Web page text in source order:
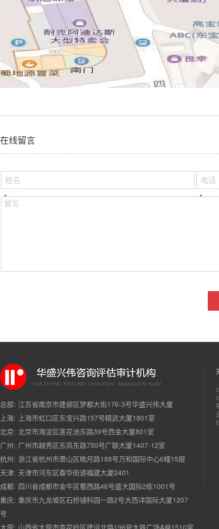
在线留言
* *
总部: 江苏省南京市建邺区梦都大街176-3号华盛兴伟大厦
上海: 上海市虹口区东宝兴路157号精武大厦1801室
北京: 北京市海淀区莲花池东路39号西金大厦801室
广州: 广州市越秀区东风东路750号广联大厦1407-12室
杭州: 浙江省杭州市萧山区皓月路188号万和国际中心6幢15层
天津: 天津市河东区春华街道福建大厦2401
成都: 四川省成都市金牛区蜀西路46号盛大国际2栋1001号
重庆: 重庆市九龙坡区石桥铺科园一路2号大西洋国际大厦1207
号
太原: 山西省太原市杏花岭区建设北路196号太铁广场A座1510室